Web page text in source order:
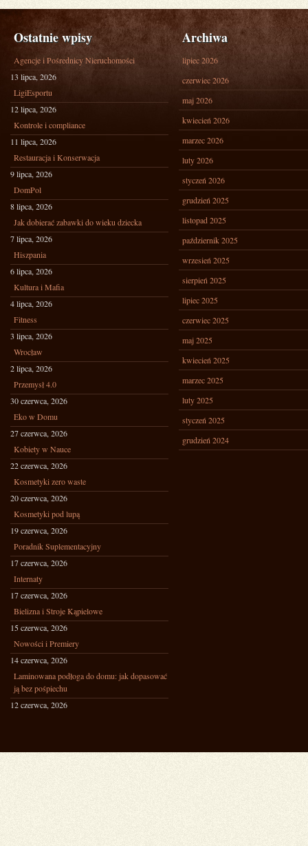
Ostatnie wpisy
Agencje i Pośrednicy Nieruchomości
13 lipca, 2026
LigiEsportu
12 lipca, 2026
Kontrole i compliance
11 lipca, 2026
Restauracja i Konserwacja
9 lipca, 2026
DomPol
8 lipca, 2026
Jak dobierać zabawki do wieku dziecka
7 lipca, 2026
Hiszpania
6 lipca, 2026
Kultura i Mafia
4 lipca, 2026
Fitness
3 lipca, 2026
Wrocław
2 lipca, 2026
Przemysł 4.0
30 czerwca, 2026
Eko w Domu
27 czerwca, 2026
Kobiety w Nauce
22 czerwca, 2026
Kosmetyki zero waste
20 czerwca, 2026
Kosmetyki pod lupą
19 czerwca, 2026
Poradnik Suplementacyjny
17 czerwca, 2026
Internaty
17 czerwca, 2026
Bielizna i Stroje Kąpielowe
15 czerwca, 2026
Nowości i Premiery
14 czerwca, 2026
Laminowana podłoga do domu: jak dopasować
ją bez pośpiechu
12 czerwca, 2026
Archiwa
lipiec 2026
czerwiec 2026
maj 2026
kwiecień 2026
marzec 2026
luty 2026
styczeń 2026
grudzień 2025
listopad 2025
październik 2025
wrzesień 2025
sierpień 2025
lipiec 2025
czerwiec 2025
maj 2025
kwiecień 2025
marzec 2025
luty 2025
styczeń 2025
grudzień 2024